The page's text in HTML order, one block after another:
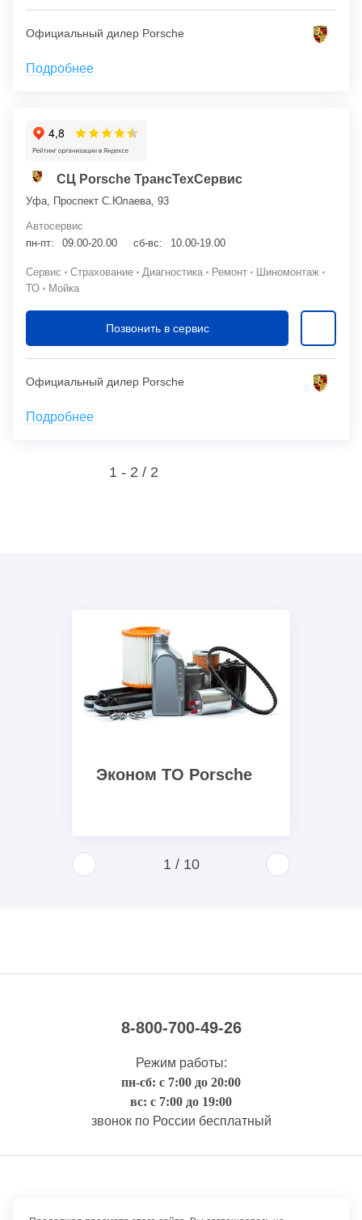
Официальный дилер Porsche
Подробнее
СЦ Porsche ТрансТехСервис
Уфа, Проспект С.Юлаева, 93
Автосервис
пн-пт:
09.00-20.00 сб-вс: 10.00-19.00
Сервис Страхование Диагностика Ремонт
Шиномонтаж
ТО
Мойка
Позвонить в сервис
Официальный дилер Porsche
Подробнее
1 - 2 / 2
Эконом ТО Porsche
1 / 10
8-800-700-49-26
Режим работы:
пн-сб: с 7:00 до 20:00
вс: с 7:00 до 19:00
звонок по России бесплатный
Правовая информация